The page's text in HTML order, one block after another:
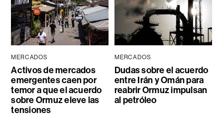
MERCADOS
Activos de mercados
emergentes caen por
temor a que el acuerdo
sobre Ormuz eleve las
tensiones
MERCADOS
Dudas sobre el acuerdo
entre Irán y Omán para
reabrir Ormuz impulsan
al petróleo